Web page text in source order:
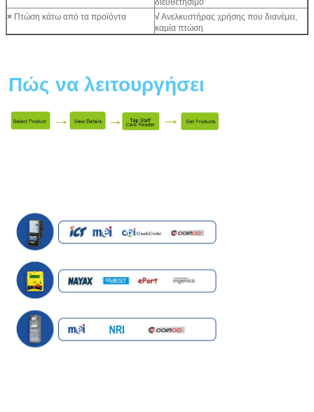
διευθετήσιμο
× Πτώση κάτω από τα προϊόντα √Ανελκυστήρας χρήσης που διανέμει,
καμία πτώση
Πώς να λειτουργήσει